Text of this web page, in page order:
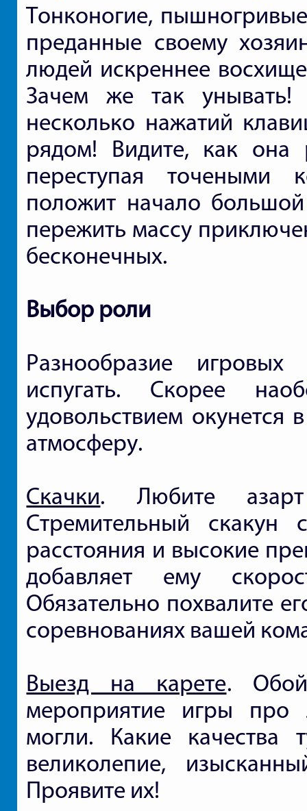
Тонконогие,
преданные своему
людей искреннее
Зачем же так унывать!
несколько нажатий
рядом! Видите, как она
переступая точеными
положит начало
пережить массу
бесконечных.
Выбор роли
Разнообразие
испугать. Скорее
удовольствием окунется
атмосферу.
Скачки. Любите
Стремительный скакун
расстояния и высокие
добавляет ему
Обязательно похвалите
соревнованиях вашей
Выезд на карете.
мероприятие игры про
могли. Какие качества
великолепие,
Проявите их!